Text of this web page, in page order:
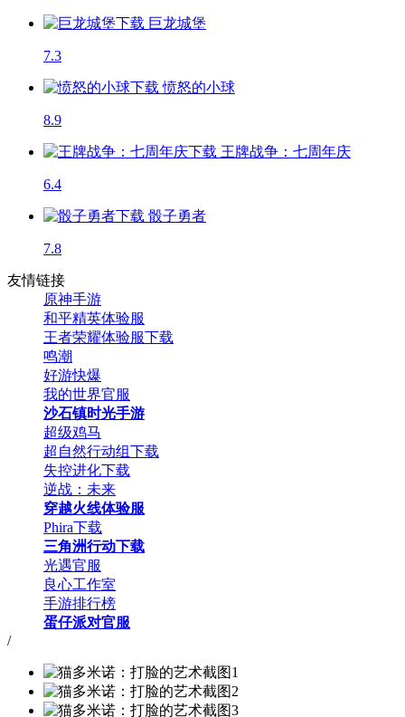
巨龙城堡
7.3
愤怒的小球
8.9
王牌战争：七周年庆
6.4
骰子勇者
7.8
友情链接
原神手游
和平精英体验服
王者荣耀体验服下载
鸣潮
好游快爆
我的世界官服
沙石镇时光手游
超级鸡马
超自然行动组下载
失控进化下载
逆战：未来
穿越火线体验服
Phira下载
三角洲行动下载
光遇官服
良心工作室
手游排行榜
蛋仔派对官服
/